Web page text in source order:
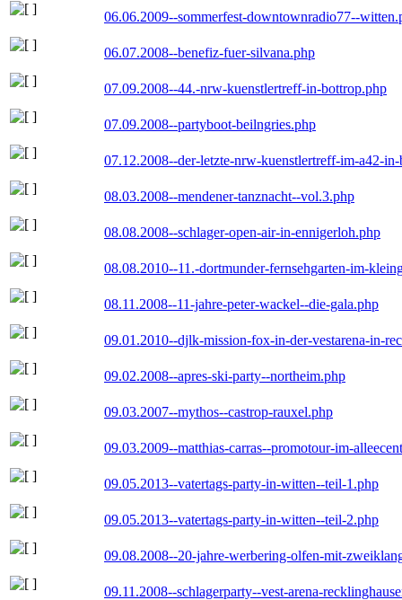
06.06.2009--sommerfest-downtownradio77--
06.07.2008--benefiz-fuer-silvana.php
07.09.2008--44.-nrw-kuenstlertreff-in-bottrop.php
07.09.2008--partyboot-beilngries.php
07.12.2008--der-letzte-nrw-kuenstlertreff-im-a42-
08.03.2008--mendener-tanznacht--vol.3.php
08.08.2008--schlager-open-air-in-ennigerloh.php
08.08.2010--11.-dortmunder-fernsehgarten-im-
08.11.2008--11-jahre-peter-wackel--die-gala.php
09.01.2010--djlk-mission-fox-in-der-vestarena-in-
09.02.2008--apres-ski-party--northeim.php
09.03.2007--mythos--castrop-rauxel.php
09.03.2009--matthias-carras--promotour-im-
09.05.2013--vatertags-party-in-witten--teil-1.php
09.05.2013--vatertags-party-in-witten--teil-2.php
09.08.2008--20-jahre-werbering-olfen-mit-
09.11.2008--schlagerparty--vest-arena-